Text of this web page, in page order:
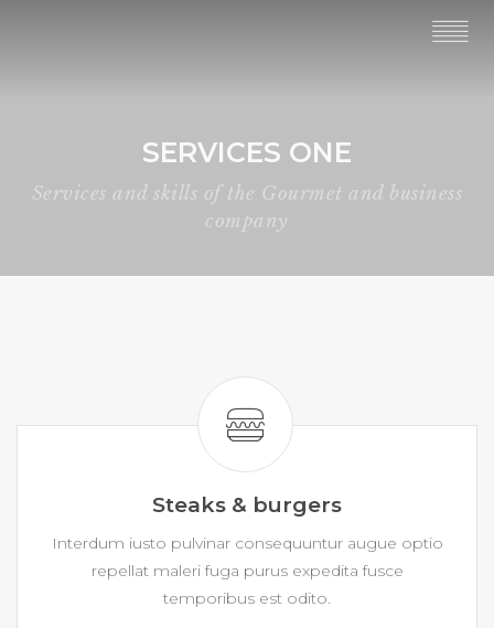
SERVICES ONE
Services and skills of the Gourmet and business
company
Steaks & burgers
Interdum iusto pulvinar consequuntur augue optio
repellat maleri fuga purus expedita fusce
temporibus est odito.